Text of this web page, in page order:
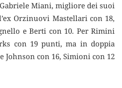
Miani, migliore dei suoi
Orzinuovi Mastellari con 18,
e Berti con 10. Per Rimini
con 19 punti, ma in doppia
con 16, Simioni con 12